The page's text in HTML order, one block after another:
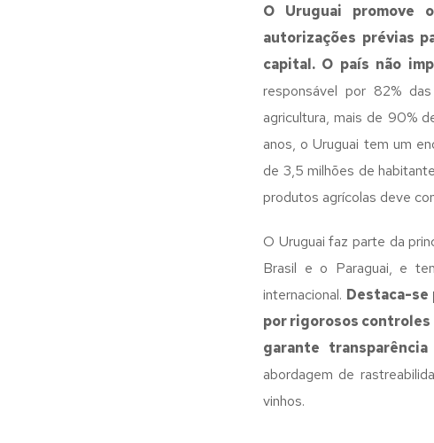
O Uruguai promove
autorizações prévias
capital. O país não
responsável por 82%
agricultura, mais de 90%
anos, o Uruguai tem um
de 3,5 milhões de
produtos agrícolas deve
O Uruguai faz parte da
Brasil e o Paraguai, e
internacional. Destaca-se
por rigorosos controles
garante
abordagem de
vinhos.